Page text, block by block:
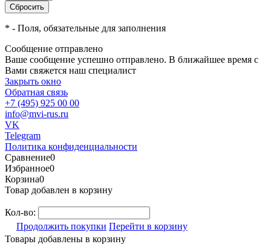
* - Поля, обязательные для заполнения
Сообщение отправлено
Ваше сообщение успешно отправлено. В ближайшее время с
Вами свяжется наш специалист
Закрыть окно
Обратная связь
+7 (495) 925 00 00
info@mvi-rus.ru
VK
Telegram
Политика конфиденциальности
Сравнение0
Избранное0
Корзина0
Товар добавлен в корзину
Кол-во:
Продолжить покупки Перейти в корзину
Товары добавлены в корзину